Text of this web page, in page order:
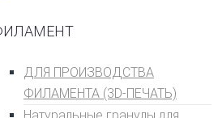
ДЛЯ ПРОИЗВОДСТВА
ФИЛАМЕНТА (3D-ПЕЧАТЬ)